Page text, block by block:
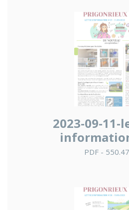
2023-09-11-
PDF -